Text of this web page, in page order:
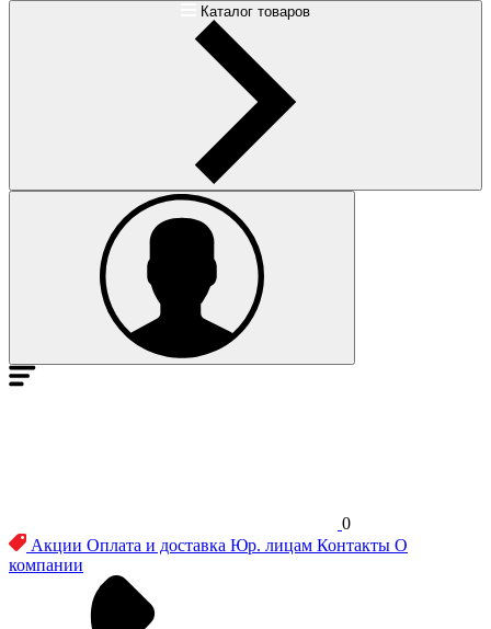
Каталог товаров
0
Акции Оплата и доставка Юр. лицам Контакты О
компании